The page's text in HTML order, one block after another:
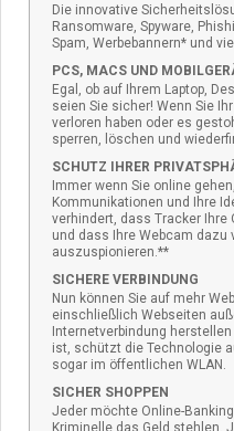
Die innovative
Ransomware, Spyware,
Spam, Werbebannern* und
PCS, MACS UND
Egal, ob auf Ihrem Laptop,
seien Sie sicher! Wenn Sie
verloren haben oder es
sperren, löschen und
SCHUTZ IHRER
Immer wenn Sie online
Kommunikationen und Ihre
verhindert, dass Tracker Ihre
und dass Ihre Webcam dazu
auszuspionieren.**
SICHERE VERBINDUNG
Nun können Sie auf mehr
einschließlich Webseiten
Internetverbindung
ist, schützt die Technologie
sogar im öffentlichen WLAN.
SICHER SHOPPEN
Jeder möchte Online-
Kriminelle das Geld stehlen.